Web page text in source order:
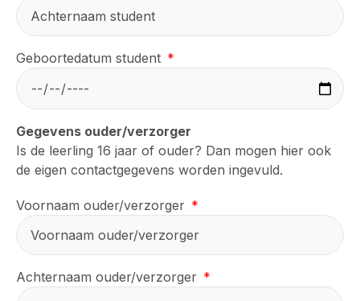
Geboortedatum student
Gegevens ouder/verzorger
Is de leerling 16 jaar of ouder? Dan mogen hier ook
de eigen contactgegevens worden ingevuld.
Voornaam ouder/verzorger
Achternaam ouder/verzorger